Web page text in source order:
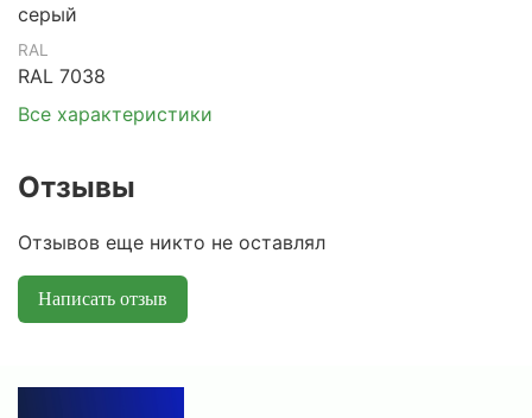
серый
RAL
RAL 7038
Все характеристики
Отзывы
Отзывов еще никто не оставлял
Написать отзыв